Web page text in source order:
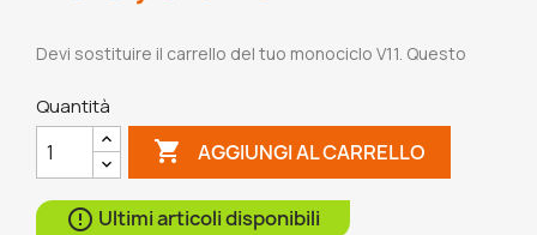
Devi sostituire il carrello del tuo monociclo V11. Questo
Quantità
 AGGIUNGI AL CARRELLO
 Ultimi articoli disponibili